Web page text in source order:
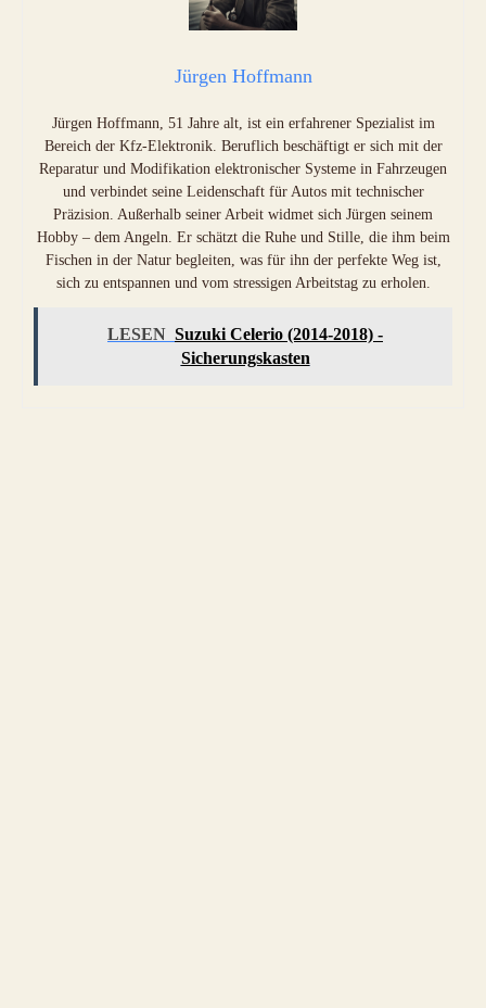
Jürgen Hoffmann
Jürgen Hoffmann, 51 Jahre alt, ist ein erfahrener Spezialist im
Bereich der Kfz-Elektronik. Beruflich beschäftigt er sich mit der
Reparatur und Modifikation elektronischer Systeme in Fahrzeugen
und verbindet seine Leidenschaft für Autos mit technischer
Präzision. Außerhalb seiner Arbeit widmet sich Jürgen seinem
Hobby – dem Angeln. Er schätzt die Ruhe und Stille, die ihm beim
Fischen in der Natur begleiten, was für ihn der perfekte Weg ist,
sich zu entspannen und vom stressigen Arbeitstag zu erholen.
LESEN Suzuki Celerio (2014-2018) -
Sicherungskasten